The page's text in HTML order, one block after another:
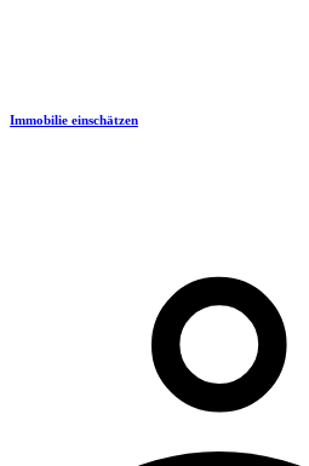
Immobilie einschätzen